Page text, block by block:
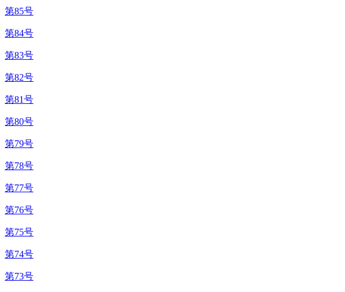
第85号
第84号
第83号
第82号
第81号
第80号
第79号
第78号
第77号
第76号
第75号
第74号
第73号